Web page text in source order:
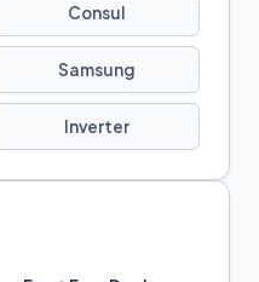
Consul
Samsung
Inverter